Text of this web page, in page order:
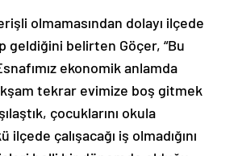
olmamasından dolayı ilçede
geldiğini belirten Göçer, “Bu
ekonomik anlamda
tekrar evimize boş gitmek
çocuklarını okula
çalışacağı iş olmadığını